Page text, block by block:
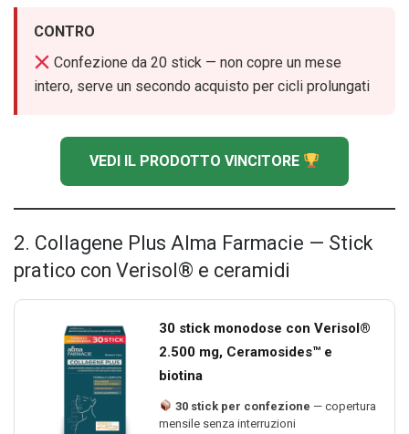
CONTRO
Confezione da 20 stick — non copre un mese
intero, serve un secondo acquisto per cicli prolungati
VEDI IL PRODOTTO VINCITORE
2. Collagene Plus Alma Farmacie — Stick
pratico con Verisol® e ceramidi
30 stick monodose con Verisol®
2.500 mg, Ceramosides™ e
biotina
30 stick per confezione — copertura
mensile senza interruzioni